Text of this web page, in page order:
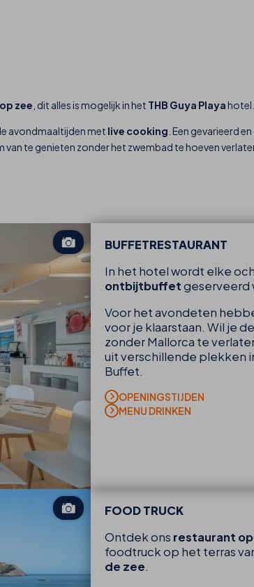
op zee , dit alles is mogelijk in het THB Guya Playahotel.
avondmaaltijden met live cooking . Een gevarieerd
te genieten zonder het zwembad te hoeven
BUFFETRESTAURANT
In het hotel wordt elke
ontbijtbuffetgeserveerd
Voor het avondeten
voor je klaarstaan. Wil je de
zonder Mallorca te
uit verschillende plekken
Buffet.
OPENINGSTIJDEN
MENU DRINKEN
FOOD TRUCK
Ontdek ons restaurant
foodtruck op het terras
de zee.